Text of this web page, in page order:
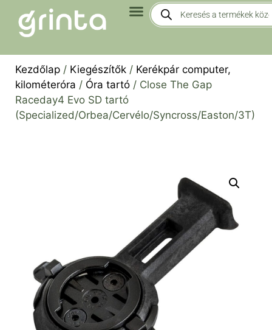
Kezdőlap / Kiegészítők / Kerékpár computer,
kilométeróra / Óra tartó / Close The Gap
Raceday4 Evo SD tartó
(Specialized/Orbea/Cervélo/Syncross/Easton/3T)